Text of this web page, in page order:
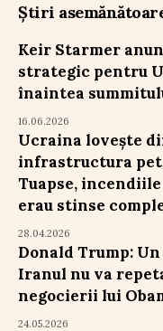
Știri
Keir Starmer
strategic pentru
înaintea
16.06.2026
Ucraina lovește
infrastructura
Tuapse,
erau stinse
28.04.2026
Donald Trump:
Iranul nu va
negocierii lui
24.05.2026